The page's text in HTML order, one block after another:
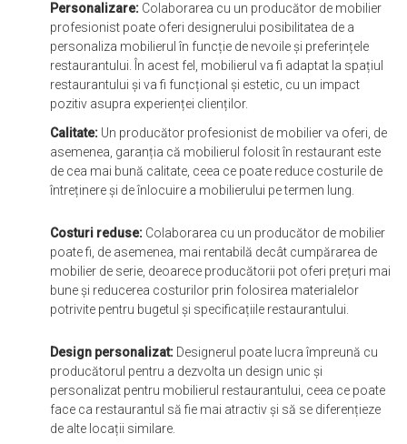
Personalizare: Colaborarea cu un producător de mobilier
profesionist poate oferi designerului posibilitatea de a
personaliza mobilierul în funcție de nevoile și preferințele
restaurantului. În acest fel, mobilierul va fi adaptat la spațiul
restaurantului și va fi funcțional și estetic, cu un impact
pozitiv asupra experienței clienților.
Calitate: Un producător profesionist de mobilier va oferi, de
asemenea, garanția că mobilierul folosit în restaurant este
de cea mai bună calitate, ceea ce poate reduce costurile de
întreținere și de înlocuire a mobilierului pe termen lung.
Costuri reduse: Colaborarea cu un producător de mobilier
poate fi, de asemenea, mai rentabilă decât cumpărarea de
mobilier de serie, deoarece producătorii pot oferi prețuri mai
bune și reducerea costurilor prin folosirea materialelor
potrivite pentru bugetul și specificațiile restaurantului.
Design personalizat: Designerul poate lucra împreună cu
producătorul pentru a dezvolta un design unic și
personalizat pentru mobilierul restaurantului, ceea ce poate
face ca restaurantul să fie mai atractiv și să se diferențieze
de alte locații similare.